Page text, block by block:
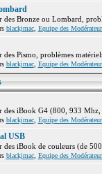
des Bronze ou Lombard,
blackjmac, Equipe des
des Pismo, problèmes
blackjmac, Equipe des
des iBook G4 (800, 933
blackjmac, Equipe des
USB
des iBook de couleurs (de
blackjmac, Equipe des